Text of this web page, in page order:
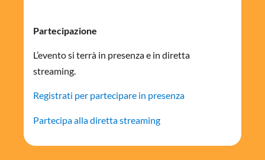
Partecipazione
L’evento si terrà in presenza e in diretta
streaming.
Registrati per partecipare in presenza
Partecipa alla diretta streaming